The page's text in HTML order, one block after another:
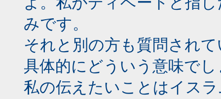
みです。
それと別の方も質問され
具体的にどういう意味で
私の伝えたいことはイス